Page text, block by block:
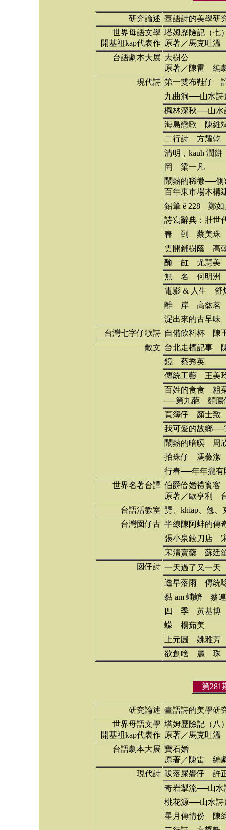
研究論述 臺語詩的美學
世界母語文學
開基祖kap代表作
塔姆歷險記（七
原著／馬克吐
台語劇本大展 大樹公
原著／陳雷 編
現代詩 第一雙布鞋仔
九曲洞──山水
楓林深秋──山
海島戀歌 陳維
二行詩 方耀乾
清明，kauh 潤
罔 梁一凡
鬧熱的稀微──側
百年東市場木
鉛筆 ê 228 鄭如
詩寫辭典：壯
春 到 蔡美珠
雲開鋪樹蔭 高
醃 缸 尤慧美
無 名 何明洲
電影 & 人生 舒
離 岸 高谹茗
浞出來的古早
台灣七字仔歌詩 自備飲料杯 陳
散文 台北走標記事
鏡 蔡秀英
傳統工藝 王美
百姓的食食 粗
──第九葩 麵腸
頁簿仔 顏士致
我可愛的故鄉
鬧熱的暗暝 周
拍珠仔 馮薇潔
行春──年年攏
世界名著台譯 伯爵佮婚禮賓客
原著／歐亨利
台語活教室 勥、khiap、翹、
台灣囡仔古 半線陳阿蚌的
張小泉鉸刀店
宋清賣藥 蘇廷
囡仔詩 一天過了又一天
透早落雨 傳統
黏 am 蜅蠐 蔡
四 季 黃基博
蠓 楊茹美
上元圓 姚雅芳
欲創啥 麗 珠
第281
研究論述 臺語詩的美學
世界母語文學
開基祖kap代表作
塔姆歷險記（八
原著／馬克吐
台語劇本大展 寶石婚
原著／陳雷 編
現代詩 跋落屎礐仔 許
奇岩掣流──山
桃花源──山水
星月傳情份 陳